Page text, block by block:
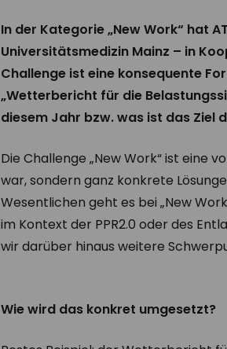
In der Kategorie „New Work“ hat
Universitätsmedizin Mainz – in
Challenge ist eine konsequente
„Wetterbericht für die
diesem Jahr bzw. was ist das Ziel
Die Challenge „New Work“ ist eine
war, sondern ganz konkrete
Wesentlichen geht es bei „New
im Kontext der PPR2.0 oder des
wir darüber hinaus weitere
Wie wird das konkret umgesetzt?